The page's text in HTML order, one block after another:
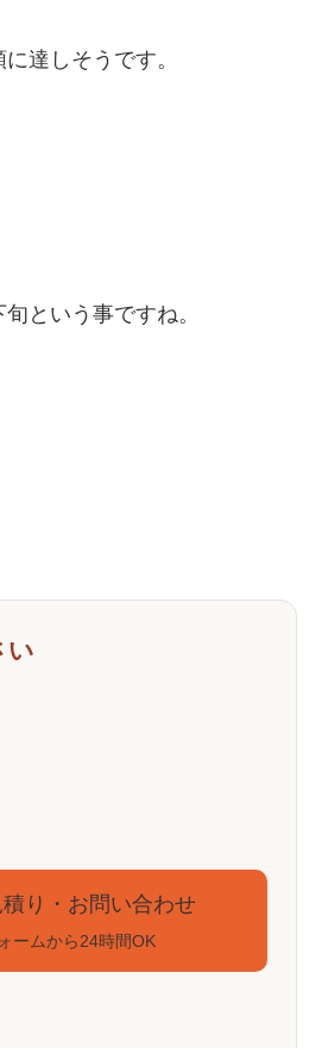
達しそうです。
という事ですね。
い
り・お問い合わせ
ームから24時間OK